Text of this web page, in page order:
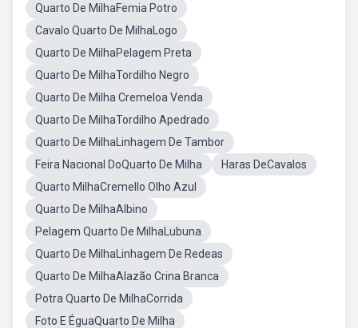
Quarto De MilhaFemia Potro
Cavalo Quarto De MilhaLogo
Quarto De MilhaPelagem Preta
Quarto De MilhaTordilho Negro
Quarto De Milha Cremeloa Venda
Quarto De MilhaTordilho Apedrado
Quarto De MilhaLinhagem De Tambor
Feira Nacional DoQuarto De Milha
Haras DeCavalos
Quarto MilhaCremello Olho Azul
Quarto De MilhaAlbino
Pelagem Quarto De MilhaLubuna
Quarto De MilhaLinhagem De Redeas
Quarto De MilhaAlazão Crina Branca
Potra Quarto De MilhaCorrida
Foto E ÉguaQuarto De Milha